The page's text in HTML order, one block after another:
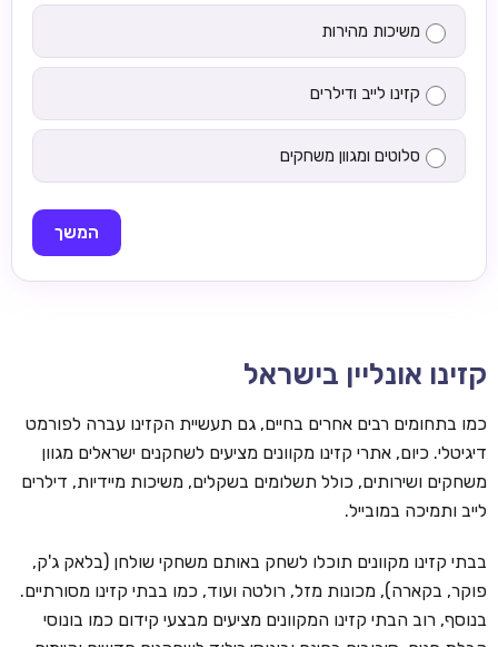
משיכות מהירות
קזינו לייב ודילרים
סלוטים ומגוון משחקים
המשך
קזינו אונליין בישראל
כמו בתחומים רבים אחרים בחיים, גם תעשיית הקזינו עברה לפורמט
דיגיטלי. כיום, אתרי קזינו מקוונים מציעים לשחקנים ישראלים מגוון
משחקים ושירותים, כולל תשלומים בשקלים, משיכות מיידיות, דילרים
לייב ותמיכה במובייל.
בבתי קזינו מקוונים תוכלו לשחק באותם משחקי שולחן (בלאק ג'ק,
פוקר, בקארה), מכונות מזל, רולטה ועוד, כמו בבתי קזינו מסורתיים.
בנוסף, רוב הבתי קזינו המקוונים מציעים מבצעי קידום כמו בונוסי